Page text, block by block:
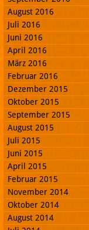
August 2016
Juli 2016
Juni 2016
April 2016
März 2016
Februar 2016
Dezember 2015
Oktober 2015
September 2015
August 2015
Juli 2015
Juni 2015
April 2015
Februar 2015
November 2014
Oktober 2014
August 2014